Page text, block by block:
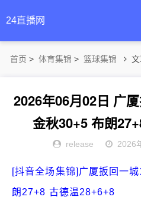
24直播网
首页 > 体育集锦 > 篮球集锦
2026年06月02日 广
金秋30+5 布朗
release 2026
[抖音全场集锦]广厦扳回一
朗27+8 古德温28+6+8